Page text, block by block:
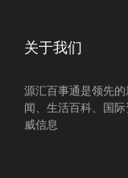
关于我们
源汇百事通是领先
闻、生活百科、国
威信息